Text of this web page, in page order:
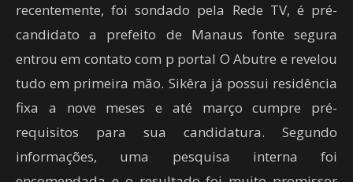
recentemente, foi sondado pela Rede TV, é pré-
candidato a prefeito de Manaus fonte segura
entrou em contato com p portal O Abutre e revelou
tudo em primeira mão. Sikêra já possui residência
fixa a nove meses e até março cumpre pré-
requisitos para sua candidatura. Segundo
informações, uma pesquisa interna foi